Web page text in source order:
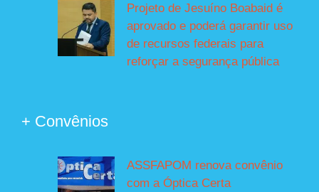
Projeto de Jesuíno Boabaid é
aprovado e poderá garantir uso
de recursos federais para
reforçar a segurança pública
+ Convênios
ASSFAPOM renova convênio
com a Óptica Certa